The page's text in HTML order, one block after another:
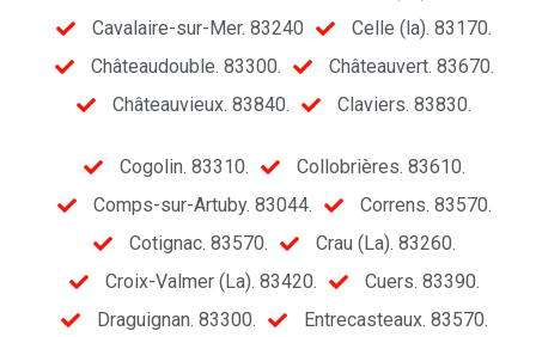
Cavalaire-sur-Mer. 83240
Celle (la). 83170.
Châteaudouble. 83300.
Châteauvert. 83670.
Châteauvieux. 83840.
Claviers. 83830.
Cogolin. 83310.
Collobrières. 83610.
Comps-sur-Artuby. 83044.
Correns. 83570.
Cotignac. 83570.
Crau (La). 83260.
Croix-Valmer (La). 83420.
Cuers. 83390.
Draguignan. 83300.
Entrecasteaux. 83570.